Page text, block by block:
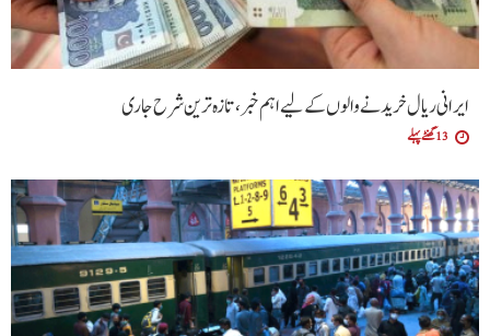
ایرانی ریال خریدنے والوں کے لیے اہم خبر، تازہ ترین شرح جاری
13 گھنٹے پہلے